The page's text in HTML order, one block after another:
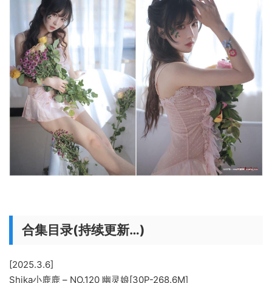
合集目录(持续更新…)
[2025.3.6]
Shika小鹿鹿 – NO.120 幽灵娘[30P-268.6M]